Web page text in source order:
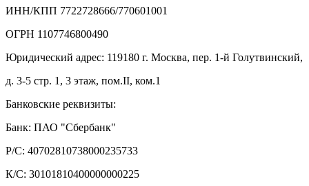
ИНН/КПП 7722728666/770601001
ОГРН 1107746800490
Юридический адрес: 119180 г. Москва, пер. 1-й Голутвинский,
д. 3-5 стр. 1, 3 этаж, пом.II, ком.1
Банковские реквизиты:
Банк: ПАО "Сбербанк"
Р/С: 40702810738000235733
К/С: 30101810400000000225